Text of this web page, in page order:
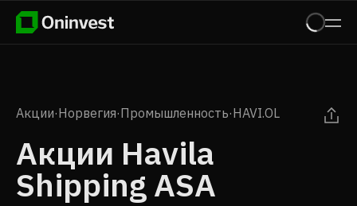
Акции·Норвегия·Промышленность·HAVI.OL
Акции Havila
Shipping ASA